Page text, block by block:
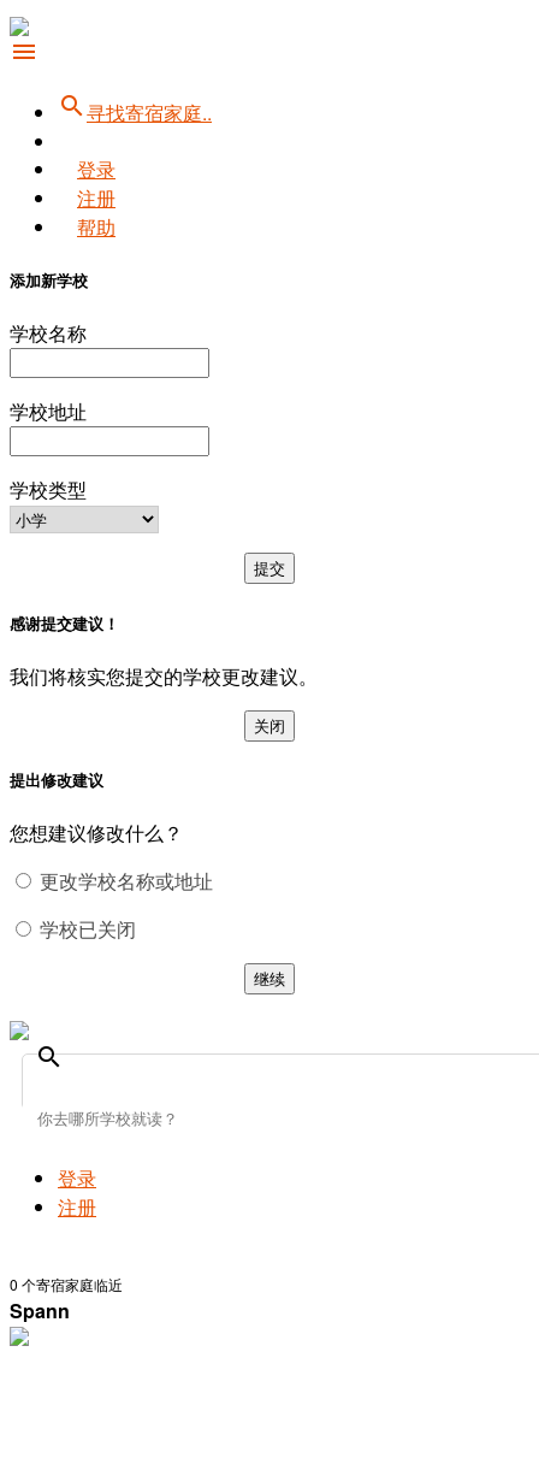
menu
search寻找寄宿家庭..
登录
注册
帮助
添加新学校
学校名称
学校地址
学校类型
提交
感谢提交建议！
我们将核实您提交的学校更改建议。
关闭
提出修改建议
您想建议修改什么？
更改学校名称或地址
学校已关闭
继续
search
登录
注册
0 个寄宿家庭临近
Spann